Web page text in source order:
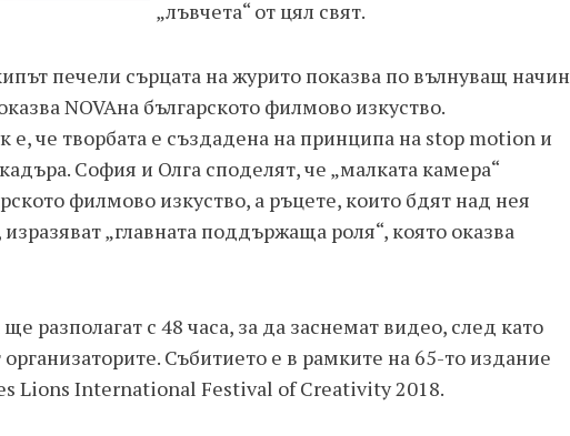
„лъвчета“ от цял свят.
печели сърцата на журито показва по вълнуващ начин
NOVAна българското филмово изкуство.
е, че творбата е създадена на принципа на stop motion и
София и Олга споделят, че „малката камера“
филмово изкуство, а ръцете, които бдят над нея
„главната поддържаща роля“, която оказва
разполагат с 48 часа, за да заснемат видео, след като
Събитието е в рамките на 65-то издание
Lions International Festival of Creativity 2018.